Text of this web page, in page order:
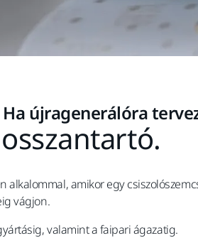
újragenerálóra
amikor egy
vágjon.
valamint a faipari ágazatig.